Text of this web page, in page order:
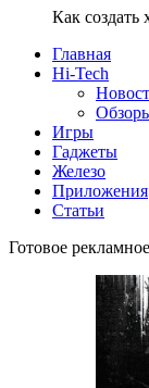
Как создать
Главная
Hi-Tech
Игры
Гаджеты
Железо
Приложения
Статьи
Готовое